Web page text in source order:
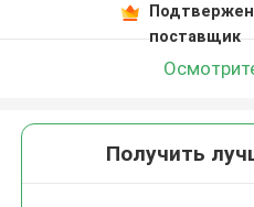
поставщик
Получить